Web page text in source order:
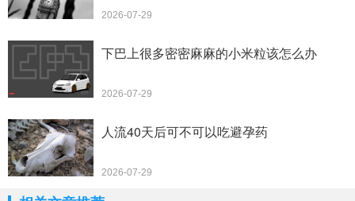
2026-07-29
下巴上很多密密麻麻的小米粒该怎么办
2026-07-29
人流40天后可不可以吃避孕药
2026-07-29